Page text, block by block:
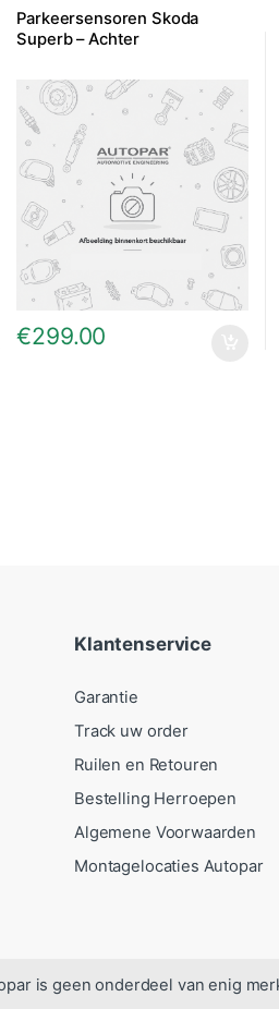
Parkeersensoren Skoda
Superb – Achter
€299.00
Klantenservice
Garantie
Track uw order
Ruilen en Retouren
Bestelling Herroepen
Algemene Voorwaarden
Montagelocaties Autopar
is geen onderdeel van enig